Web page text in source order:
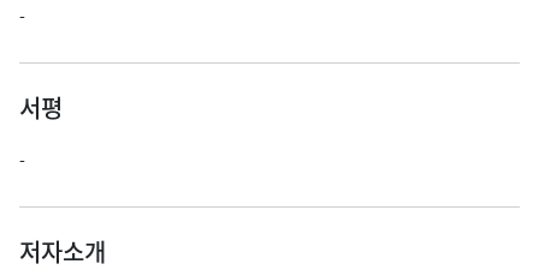
-
서평
-
저자소개